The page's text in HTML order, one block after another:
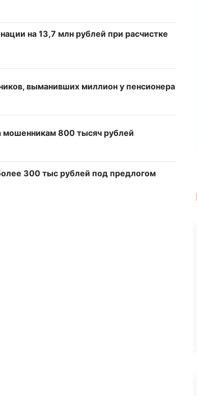
на 13,7 млн рублей при расчистке
выманивших миллион у пенсионера
мошенникам 800 тысяч рублей
300 тыс рублей под предлогом